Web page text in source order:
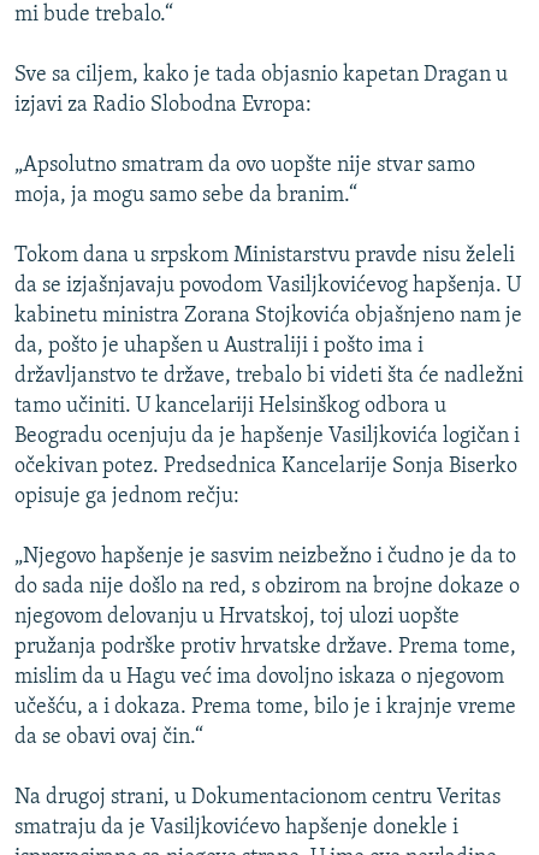
mi bude trebalo.“
Sve sa ciljem, kako je tada objasnio kapetan Dragan u
izjavi za Radio Slobodna Evropa:
„Apsolutno smatram da ovo uopšte nije stvar samo
moja, ja mogu samo sebe da branim.“
Tokom dana u srpskom Ministarstvu pravde nisu želeli
da se izjašnjavaju povodom Vasiljkovićevog hapšenja. U
kabinetu ministra Zorana Stojkovića objašnjeno nam je
da, pošto je uhapšen u Australiji i pošto ima i
državljanstvo te države, trebalo bi videti šta će nadležni
tamo učiniti. U kancelariji Helsinškog odbora u
Beogradu ocenjuju da je hapšenje Vasiljkovića logičan i
očekivan potez. Predsednica Kancelarije Sonja Biserko
opisuje ga jednom rečju:
„Njegovo hapšenje je sasvim neizbežno i čudno je da to
do sada nije došlo na red, s obzirom na brojne dokaze o
njegovom delovanju u Hrvatskoj, toj ulozi uopšte
pružanja podrške protiv hrvatske države. Prema tome,
mislim da u Hagu već ima dovoljno iskaza o njegovom
učešću, a i dokaza. Prema tome, bilo je i krajnje vreme
da se obavi ovaj čin.“
Na drugoj strani, u Dokumentacionom centru Veritas
smatraju da je Vasiljkovićevo hapšenje donekle i